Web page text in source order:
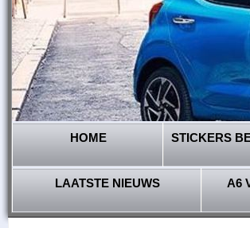
HOME STICKERS
LAATSTE NIEUWS A6